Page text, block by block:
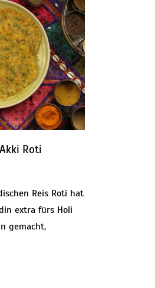
Roti
Reis Roti hat
extra fürs Holi
gemacht,